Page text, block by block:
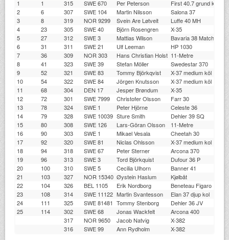
1 1 315 SWE 670 Per Peterson First 40.7 grund kol
2
6 307 SWE 104 Martin Nilsson Salona 37
3
8 319 NOR 9299 Svein Are Løtveit Luffe 40 MH
4
23 305 SWE 40 Björn Rosengren X-35
5
27 312 SWE 3 Mattias Wilson Bavaria 38 Match
6
31 311 SWE 21 Ulf Leeman HP 1030
7
36 309 NOR 303 Hans Christian Holst 11-Metre
8
41 323 SWE 39 Stefan Möller Swedestar 370
9
52 321 SWE 83 Tommy Björkqvist X-37 medium köl
10
54 322 SWE 84 Jörgen Knutsson X-37 medium köl
11
68 304 DEN 17 Jesper Brøndum X-35
12
72 301 SWE 7999 Christofer Olsson Farr 30
13
78 324 SWE 1 Peter Hjörne Celeste 36
14
79 328 SWE 10039 Sture Smith Dehler 39 SQ
15
80 308 SWE 126 Lars-Göran Olsson 11-Metre
16
90 303 SWE 1 Mikael Vesala Cheetah 30
17
92 320 SWE 81 Niclas Ohlsson X-37 medium kol
18
94 318 SWE 67 Peter Sterner Arcona 370
19
96 313 SWE 3 Tord Björkquist Dufour 36 P
20
100 310 SWE 5 Cecilia Ulhorn Banner 41
21
103 327 NOR 15340 Øystein Haslum Kjølbåt
22
104 326 BEL 1105 Erik Nordborg Beneteau Figaro II
23
108 314 SWE 11122 Martin Svantesson Elan 37 djup kol
24
111 325 SWE 81481 Tommy Stenborg Dehler 36 JV
25
114 302 SWE 68 Jonas Wackfelt Arcona 400
317
NOR 9650 Jacob Natvig X-382
316
SWE 99 Ann Rydholm X-382